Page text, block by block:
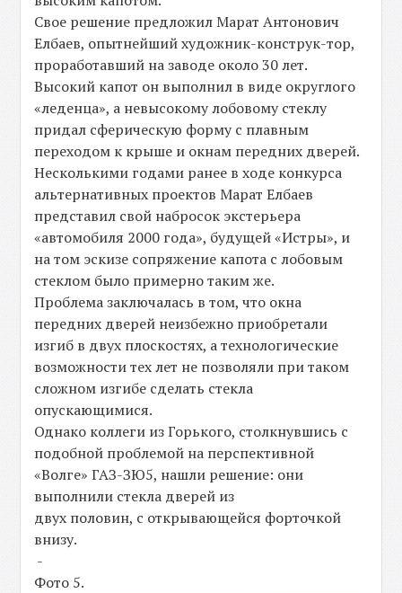
Свое решение предложил Марат Антонович
Елбаев, опытнейший художник-конструк-тор,
проработавший на заводе около 30 лет.
Высокий капот он выполнил в виде округлого
«леденца», а невысокому лобовому стеклу
придал сферическую форму с плавным
переходом к крыше и окнам передних дверей.
Несколькими годами ранее в ходе конкурса
альтернативных проектов Марат Елбаев
представил свой набросок экстерьера
«автомобиля 2000 года», будущей «Истры», и
на том эскизе сопряжение капота с лобовым
стеклом было примерно таким же.
Проблема заключалась в том, что окна
передних дверей неизбежно приобретали
изгиб в двух плоскостях, а технологические
возможности тех лет не позволяли при таком
сложном изгибе сделать стекла
опускающимися.
Однако коллеги из Горького, столкнувшись с
подобной проблемой на перспективной
«Волге» ГАЗ-ЗЮ5, нашли решение: они
выполнили стекла дверей из
двух половин, с открывающейся форточкой
внизу.
-
Фото 5.